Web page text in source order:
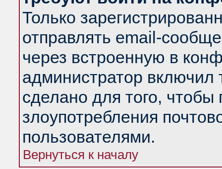
Только
отправлять email-
через встроенную в
администратор
сделано для того, чтобы
злоупотребления
пользователями.
Вернуться к началу